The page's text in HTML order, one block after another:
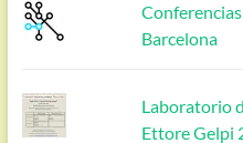
Barcelona
Laboratorio
Ettore Gelpi